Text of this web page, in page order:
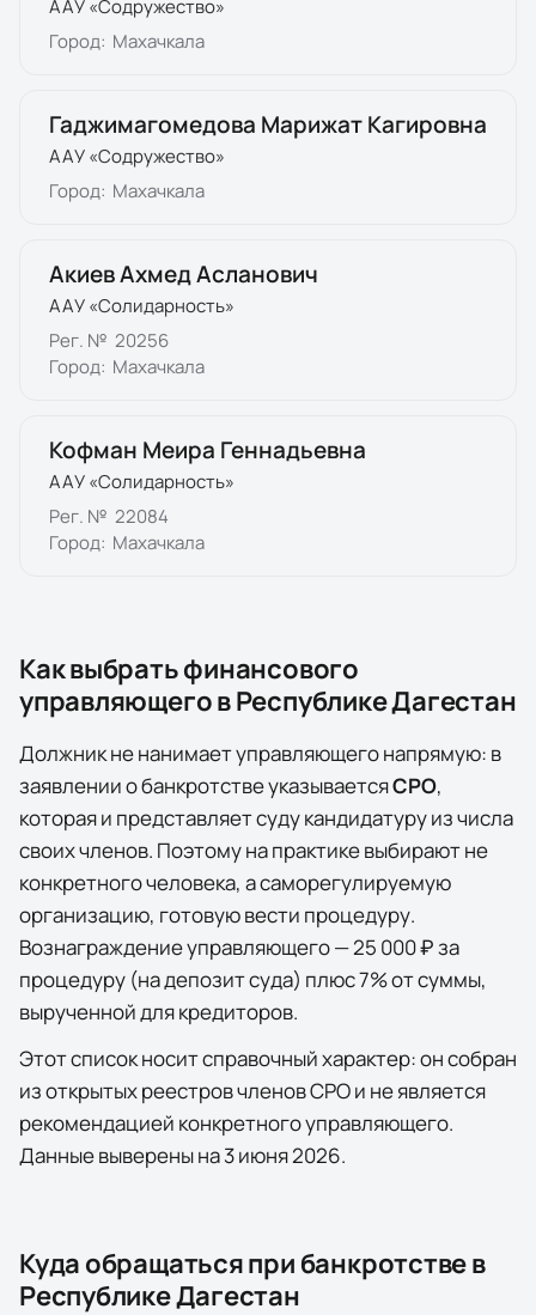
ААУ «Содружество»
Город: Махачкала
Гаджимагомедова Марижат Кагировна
ААУ «Содружество»
Город: Махачкала
Акиев Ахмед Асланович
ААУ «Солидарность»
Рег. № 20256
Город: Махачкала
Кофман Меира Геннадьевна
ААУ «Солидарность»
Рег. № 22084
Город: Махачкала
Как выбрать финансового
управляющего вРеспублике Дагестан
Должник не нанимает управляющего напрямую: в
заявлении о банкротстве указываетсяСРО,
которая и представляет суду кандидатуру из числа
своих членов. Поэтому на практике выбирают не
конкретного человека, а саморегулируемую
организацию, готовую вести процедуру.
Вознаграждение управляющего — 25 000 ₽ за
процедуру (на депозит суда) плюс 7% от суммы,
вырученной для кредиторов.
Этот список носит справочный характер: он собран
из открытых реестров членов СРО и не является
рекомендацией конкретного управляющего.
Данные выверены на3 июня 2026.
Куда обращаться при банкротстве в
Республике Дагестан